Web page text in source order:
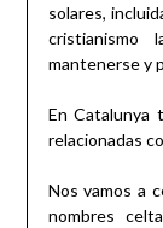
solares,
mantenerse y
En Catalunya
relacionadas
Nos vamos a
nombres